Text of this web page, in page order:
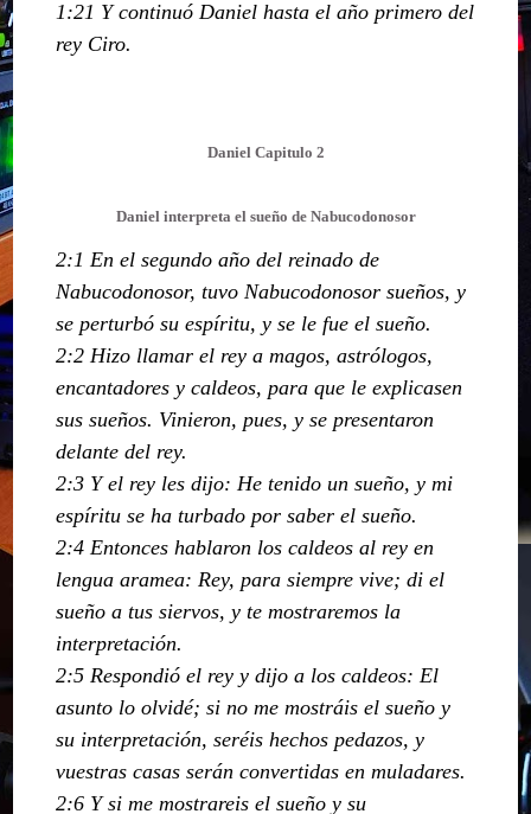
1:21 Y continuó Daniel hasta el año primero del
rey Ciro.
Daniel Capitulo 2
Daniel interpreta el sueño de Nabucodonosor
2:1 En el segundo año del reinado de
Nabucodonosor, tuvo Nabucodonosor sueños, y
se perturbó su espíritu, y se le fue el sueño.
2:2 Hizo llamar el rey a magos, astrólogos,
encantadores y caldeos, para que le explicasen
sus sueños. Vinieron, pues, y se presentaron
delante del rey.
2:3 Y el rey les dijo: He tenido un sueño, y mi
espíritu se ha turbado por saber el sueño.
2:4 Entonces hablaron los caldeos al rey en
lengua aramea: Rey, para siempre vive; di el
sueño a tus siervos, y te mostraremos la
interpretación.
2:5 Respondió el rey y dijo a los caldeos: El
asunto lo olvidé; si no me mostráis el sueño y
su interpretación, seréis hechos pedazos, y
vuestras casas serán convertidas en muladares.
2:6 Y si me mostrareis el sueño y su